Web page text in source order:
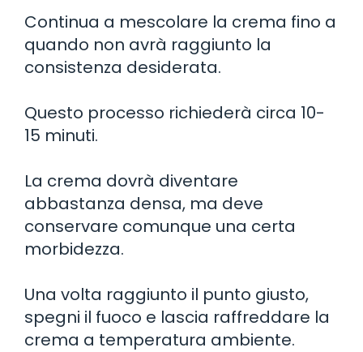
Continua a mescolare la crema fino a
quando non avrà raggiunto la
consistenza desiderata.
Questo processo richiederà circa 10-
15 minuti.
La crema dovrà diventare
abbastanza densa, ma deve
conservare comunque una certa
morbidezza.
Una volta raggiunto il punto giusto,
spegni il fuoco e lascia raffreddare la
crema a temperatura ambiente.